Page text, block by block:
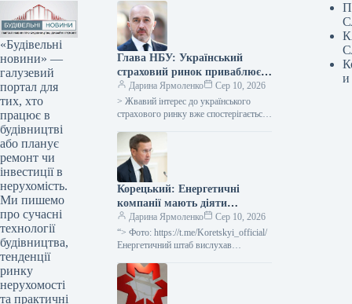
«Будівельні
новини» —
галузевий
портал для
тих, хто
працює в
будівництві
або планує
ремонт чи
інвестиції в
нерухомість.
Ми пишемо
про сучасні
технології
будівництва,
тенденції
ринку
нерухомості
та практичні
Глава НБУ: Український
страховий ринок приваблює
значну увагу, що
підтверджується
реалізованими угодами.
Дарина Ярмоленко
Сер 10, 2026
> Жвавий інтерес до українського
страхового ринку вже спостерігається,
угодами, заявив керівник
Національного банку України Андрій
Пишний…
Корецький: Енергетичні
компанії мають діяти
проактивно та брати на себе
підвищену відповідальність.
Дарина Ярмоленко
Сер 10, 2026
“> Фото: https://t.me/Koretskyi_official/
Енергетичний штаб вислухав
прогнозні баланси електроенергії й
газу, беручи до уваги різноманітні
сценарії…
и